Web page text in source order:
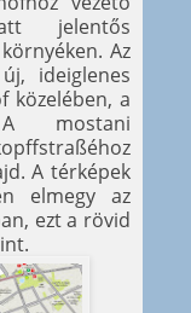
jelentős
Az
ideiglenes
közelében, a
A mostani
A térképek
elmegy az
ezt a rövid